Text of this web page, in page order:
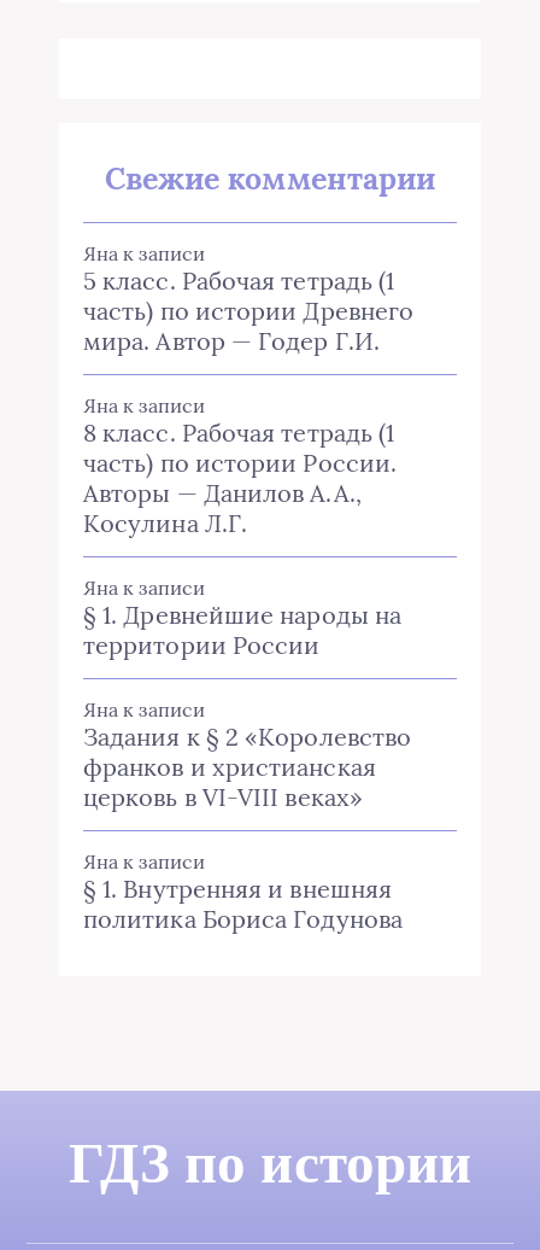
Свежие комментарии
Яна к записи
5 класс. Рабочая тетрадь (1
часть) по истории Древнего
мира. Автор — Годер Г.И.
Яна к записи
8 класс. Рабочая тетрадь (1
часть) по истории России.
Авторы — Данилов А.А.,
Косулина Л.Г.
Яна к записи
§ 1. Древнейшие народы на
территории России
Яна к записи
Задания к § 2 «Королевство
франков и христианская
церковь в VI-VIII веках»
Яна к записи
§ 1. Внутренняя и внешняя
политика Бориса Годунова
ГДЗ по истории